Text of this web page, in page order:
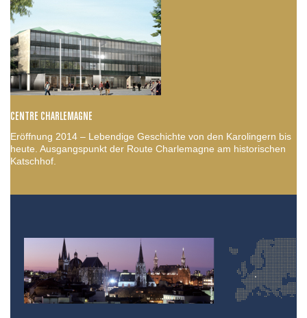
CENTRE CHARLEMAGNE
Eröffnung 2014 – Lebendige Geschichte von den Karolingern bis
heute. Ausgangspunkt der Route Charlemagne am historischen
Katschhof.